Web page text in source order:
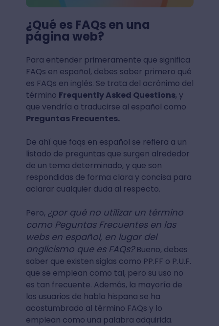
¿Qué es FAQs en una
página web?
Para entender primeramente que significa
FAQs en español, debes saber primero qué
es FAQs en inglés. Se trata del acrónimo del
término Frequently Asked Questions, y
que vendría a traducirse al español como
Preguntas Frecuentes.
De ahí que faqs en español se refiera a un
listado de preguntas que surgen alrededor
de un tema determinado, y que son
respondidas de forma clara y concisa para
aclarar cualquier duda al respecto.
Pero, ¿por qué no utilizar un término
como Peguntas Frecuentes en las
webs en español, en lugar del
anglicismo que es FAQs?Bueno, debes
saber que existen siglas como PP.FF o P.U.F.
que se emplean como tal, pero su uso no
es tan frecuente. Además, la mayoría de
los usuarios de habla hispana se ha
acostumbrado al término FAQs y lo
emplean como una palabra adquirida.